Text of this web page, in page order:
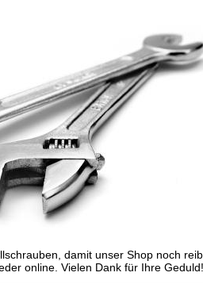
damit unser Shop noch
online. Vielen Dank für Ihre Geduld!